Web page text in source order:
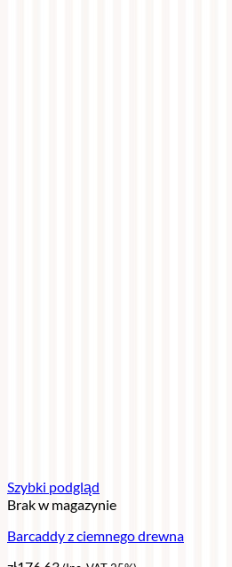
Szybki podgląd
Brak w magazynie
Barcaddy z ciemnego drewna